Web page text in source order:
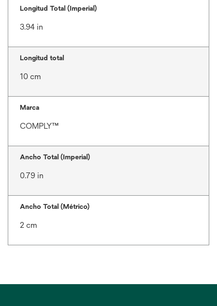
Longitud Total (Imperial)
3.94 in
Longitud total
10 cm
Marca
COMPLY™
Ancho Total (Imperial)
0.79 in
Ancho Total (Métrico)
2 cm